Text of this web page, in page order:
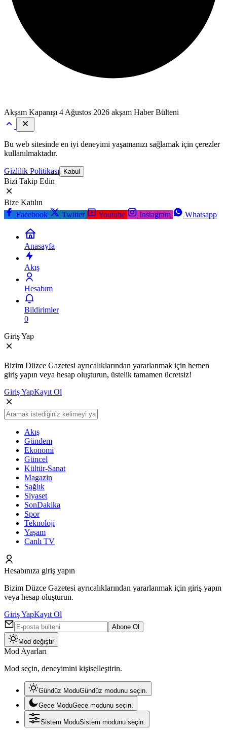
Akşam Kapanışı 4 Ağustos 2026 akşam Haber Bülteni
Bu web sitesinde en iyi deneyimi yaşamanızı sağlamak için çerezler
kullanılmaktadır.
Gizlilik Politikası Kabul
Bizi Takip Edin
Bize Katılın
Facebook
Twitter Youtube Instagram Whatsapp
Anasayfa
Akış
Hesabım
Bildirimler
0
Giriş Yap
Bizim Düzce Gazetesi ayrıcalıklarından yararlanmak için hemen
giriş yapın veya hesap oluşturun, üstelik tamamen ücretsiz!
Giriş YapKayıt Ol
Akış
Gündem
Ekonomi
Güncel
Kültür-Sanat
Magazin
Sağlık
Siyaset
SonDakika
Spor
Teknoloji
Yaşam
Canlı TV
Hesabınıza giriş yapın
Bizim Düzce Gazetesi ayrıcalıklarından yararlanmak için giriş yapın
veya hesap oluşturun.
Giriş YapKayıt Ol
Abone Ol
Mod değiştir
Mod Ayarları
Mod seçin, deneyimini kişiselleştirin.
Gündüz ModuGündüz modunu seçin.
Gece ModuGece modunu seçin.
Sistem ModuSistem modunu seçin.